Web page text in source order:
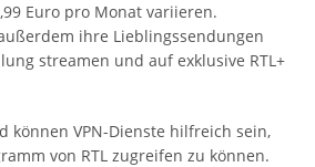
Euro pro Monat variieren.
ihre Lieblingssendungen
streamen und auf exklusive RTL+
können VPN-Dienste hilfreich sein,
von RTL zugreifen zu können.